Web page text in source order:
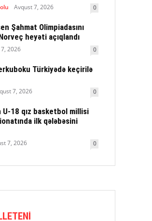
Avqust 7, 2026 0
Şahmat Olimpiadasını
heyəti açıqlandı
2026 0
Türkiyədə keçirilə
7, 2026 0
U-18 qız basketbol millisi
ilk qələbəsini
7, 2026 0